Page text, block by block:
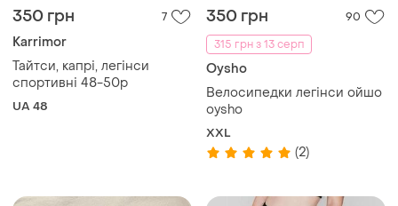
350 грн 7
Karrimor
Тайтси, капрі, легінси
спортивні 48-50р
UA 48
350 грн
90
315 грн з 13 серп
Oysho
Велосипедки легінси ойшо
oysho
XXL
(2)